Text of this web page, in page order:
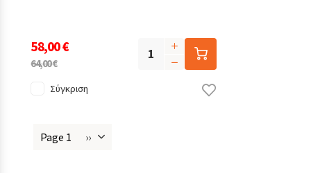
58,00 €
64,00 €
Σύγκριση
Page 1
Next
››